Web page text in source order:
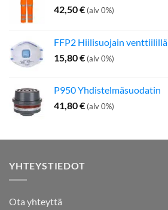
42,50€ (alv 0%)
FFP2 Hiilisuojain venttiilillä
15,80€ (alv 0%)
P950 Yhdistelmäsuodatin
41,80€ (alv 0%)
YHTEYSTIEDOT
Ota yhteyttä